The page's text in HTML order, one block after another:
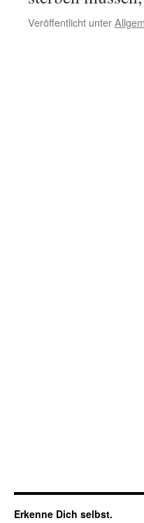
Veröffentlicht unter
Erkenne Dich selbst.